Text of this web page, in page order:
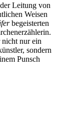
Leitung von
Weisen
begeisterten
nur ein
sondern
Punsch